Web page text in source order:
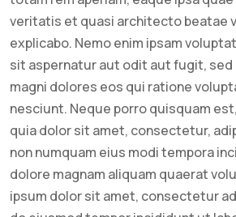
veritatis et quasi architecto beatae
explicabo. Nemo enim ipsam
sit aspernatur aut odit aut fugit,
magni dolores eos qui ratione
nesciunt. Neque porro quisquam
quia dolor sit amet, consectetur,
non numquam eius modi tempora
dolore magnam aliquam quaerat
ipsum dolor sit amet, consectetur